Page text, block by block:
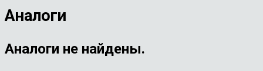
Аналоги
Аналоги не найдены.